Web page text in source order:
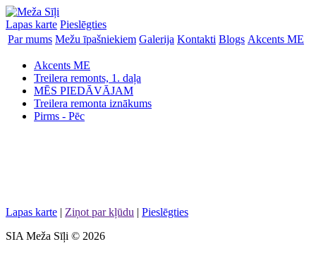
Lapas karte Pieslēgties
Par mums Mežu īpašniekiem Galerija Kontakti Blogs Akcents ME
Akcents ME
Treilera remonts, 1. daļa
MĒS PIEDĀVĀJAM
Treilera remonta iznākums
Pirms - Pēc
Lapas karte | Ziņot par kļūdu | Pieslēgties
SIA Meža Sīļi © 2026